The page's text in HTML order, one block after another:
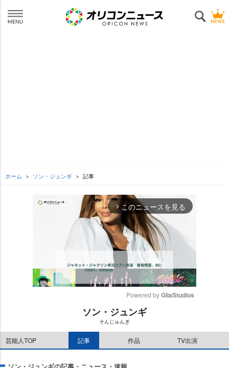
ホーム ソン・ジュンギ 記事
arrow_forward_ios このニュースを見る
Powered by GliaStudios
ソン・ジュンギ
そんじゅんぎ
芸能人TOP 記事 作品 TV出演